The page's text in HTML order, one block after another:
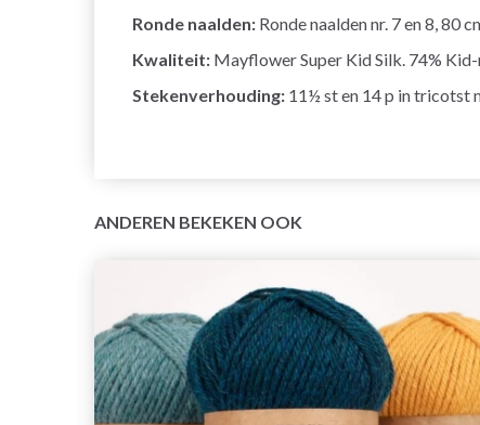
Ronde naalden: Ronde naalden nr. 7 en 8, 80
Kwaliteit: Mayflower Super Kid Silk. 74%
Stekenverhouding: 11½ st en 14 p in tricotst
ANDEREN BEKEKEN OOK